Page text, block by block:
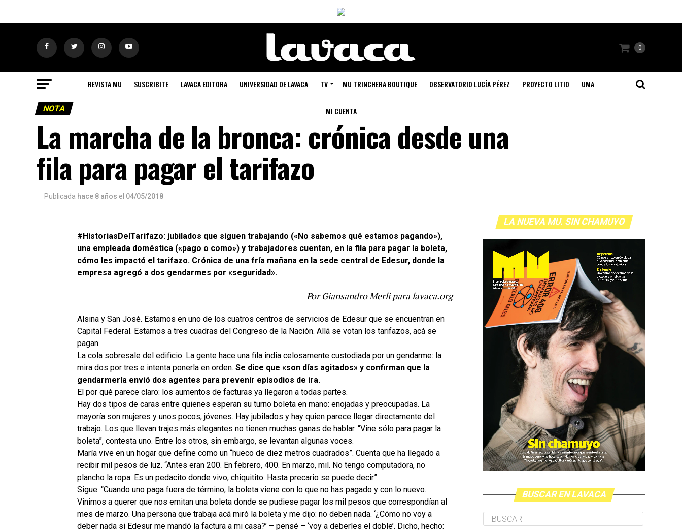
0
REVISTA MU SUSCRIBITE LAVACA EDITORA UNIVERSIDAD DE LAVACA TV MU TRINCHERA BOUTIQUE OBSERVATORIO LUCÍA PÉREZ PROYECTO LITIO UMA
MI CUENTA
NOTA
La marcha de la bronca: crónica desde una
fila para pagar el tarifazo
Publicada hace 8 años el 04/05/2018
#HistoriasDelTarifazo: jubilados que siguen trabajando («No sabemos qué estamos pagando»),
una empleada doméstica («pago o como») y trabajadores cuentan, en la fila para pagar la boleta,
cómo les impactó el tarifazo. Crónica de una fría mañana en la sede central de Edesur, donde la
empresa agregó a dos gendarmes por «seguridad».
Por Giansandro Merli para lavaca.org
Alsina y San José. Estamos en uno de los cuatros centros de servicios de Edesur que se encuentran en
Capital Federal. Estamos a tres cuadras del Congreso de la Nación. Allá se votan los tarifazos, acá se
pagan.
La cola sobresale del edificio. La gente hace una fila india celosamente custodiada por un gendarme: la
mira dos por tres e intenta ponerla en orden. Se dice que «son días agitados» y confirman que la
gendarmería envió dos agentes para prevenir episodios de ira.
El por qué parece claro: los aumentos de facturas ya llegaron a todas partes.
Hay dos tipos de caras entre quienes esperan su turno boleta en mano: enojadas y preocupadas. La
mayoría son mujeres y unos pocos, jóvenes. Hay jubilados y hay quien parece llegar directamente del
trabajo. Los que llevan trajes más elegantes no tienen muchas ganas de hablar. “Vine sólo para pagar la
boleta”, contesta uno. Entre los otros, sin embargo, se levantan algunas voces.
María vive en un hogar que define como un “hueco de diez metros cuadrados”. Cuenta que ha llegado a
recibir mil pesos de luz. “Antes eran 200. En febrero, 400. En marzo, mil. No tengo computadora, no
plancho la ropa. Es un pedacito donde vivo, chiquitito. Hasta precario se puede decir”.
Sigue: “Cuando uno paga fuera de término, la boleta viene con lo que no has pagado y con lo nuevo.
Vinimos a querer que nos emitan una boleta donde se pudiese pagar los mil pesos que correspondían al
mes de marzo. Una persona que trabaja acá miró la boleta y me dijo: no deben nada. ‘¿Cómo no voy a
deber nada si Edesur me mandó la factura a mi casa?’ – pensé – ‘voy a deberles el doble’. Dicho, hecho:
LA NUEVA MU. SIN CHAMUYO
BUSCAR EN LAVACA